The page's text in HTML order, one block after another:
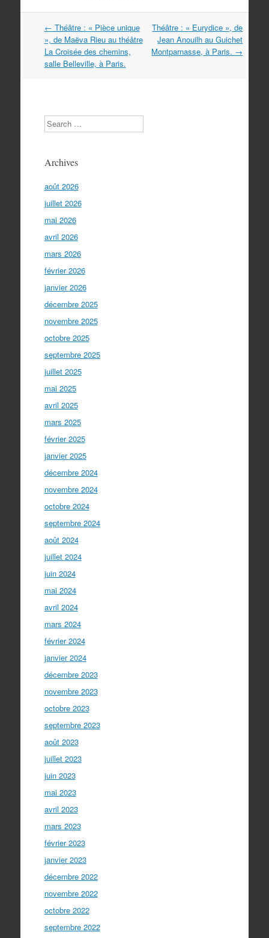
Navigation
dans
les
articles
← Théâtre : « Pièce unique
», de Maëva Rieu au théâtre
La Croisée des chemins,
salle Belleville, à Paris.
Théâtre : « Eurydice », de
Jean Anouilh au Guichet
Montparnasse, à Paris. →
Search
Archives
août 2026
juillet 2026
mai 2026
avril 2026
mars 2026
février 2026
janvier 2026
décembre 2025
novembre 2025
octobre 2025
septembre 2025
juillet 2025
mai 2025
avril 2025
mars 2025
février 2025
janvier 2025
décembre 2024
novembre 2024
octobre 2024
septembre 2024
août 2024
juillet 2024
juin 2024
mai 2024
avril 2024
mars 2024
février 2024
janvier 2024
décembre 2023
novembre 2023
octobre 2023
septembre 2023
août 2023
juillet 2023
juin 2023
mai 2023
avril 2023
mars 2023
février 2023
janvier 2023
décembre 2022
novembre 2022
octobre 2022
septembre 2022